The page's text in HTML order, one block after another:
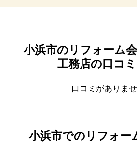
小浜市のリフォーム会
工務店の口コミ
口コミがありま
小浜市でのリフォー